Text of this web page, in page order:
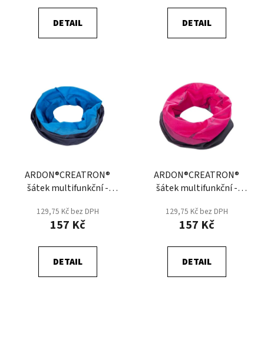
DETAIL DETAIL
ARDON®CREATRON®
šátek multifunkční -
129,75 Kč bez DPH
157 Kč
DETAIL
ARDON®CREATRON®
šátek multifunkční -
129,75 Kč bez DPH
157 Kč
DETAIL